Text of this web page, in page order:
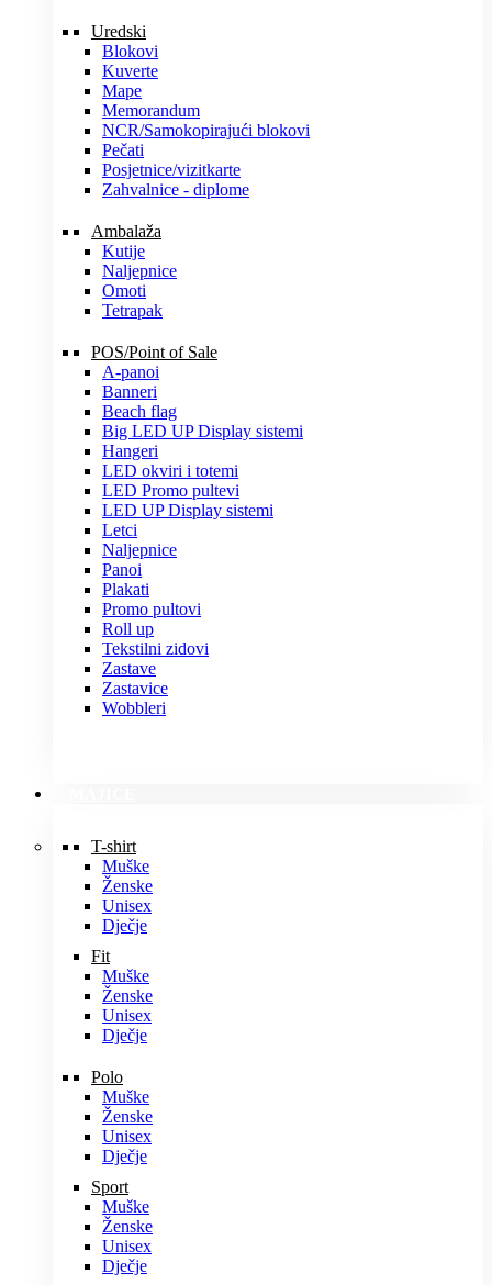
Uredski
Blokovi
Kuverte
Mape
Memorandum
NCR/Samokopirajući blokovi
Pečati
Posjetnice/vizitkarte
Zahvalnice - diplome
Ambalaža
Kutije
Naljepnice
Omoti
Tetrapak
POS/Point of Sale
A-panoi
Banneri
Beach flag
Big LED UP Display sistemi
Hangeri
LED okviri i totemi
LED Promo pultevi
LED UP Display sistemi
Letci
Naljepnice
Panoi
Plakati
Promo pultovi
Roll up
Tekstilni zidovi
Zastave
Zastavice
Wobbleri
T-shirt
Muške
Ženske
Unisex
Dječje
Fit
Muške
Ženske
Unisex
Dječje
Polo
Muške
Ženske
Unisex
Dječje
Sport
Muške
Ženske
Unisex
Dječje